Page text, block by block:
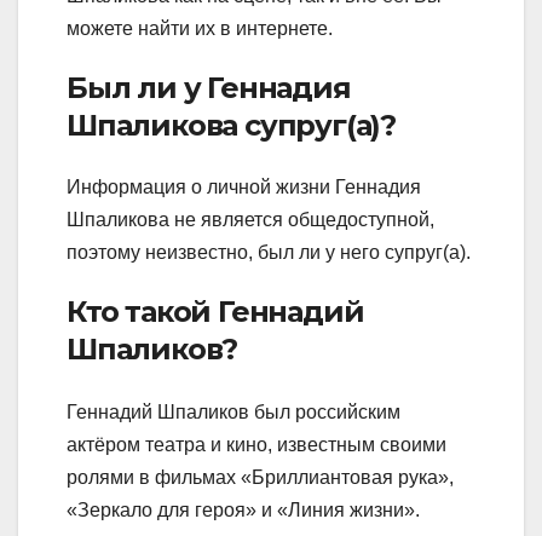
можете найти их в интернете.
Был ли у Геннадия
Шпаликова супруг(а)?
Информация о личной жизни Геннадия
Шпаликова не является общедоступной,
поэтому неизвестно, был ли у него супруг(а).
Кто такой Геннадий
Шпаликов?
Геннадий Шпаликов был российским
актёром театра и кино, известным своими
ролями в фильмах «Бриллиантовая рука»,
«Зеркало для героя» и «Линия жизни».